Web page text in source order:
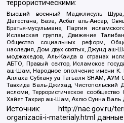
террористическими:
Высший военный Маджлисуль
Дагестана, База, Асбат аль-Ансар,
Братья-мусульмане, Партия
Исламская группа, Движение
Общество социальных реформ,
наследия, Дом двух святых, Джунд
моджахедов, Аль-Каида в странах
АБТО, Правый сектор, Исламское
аш-Шам, Народное ополчение имени
Аллаха Субхану уа Тагьаля SHAM,
Тавхида Валь-Джихад, Чистопольский
исломи, Террористическое
Хайят Тахрир аш-Шам, Ахлю Сунна
Источник:
http://nac.gov.ru/
organizacii-i-materialy.html